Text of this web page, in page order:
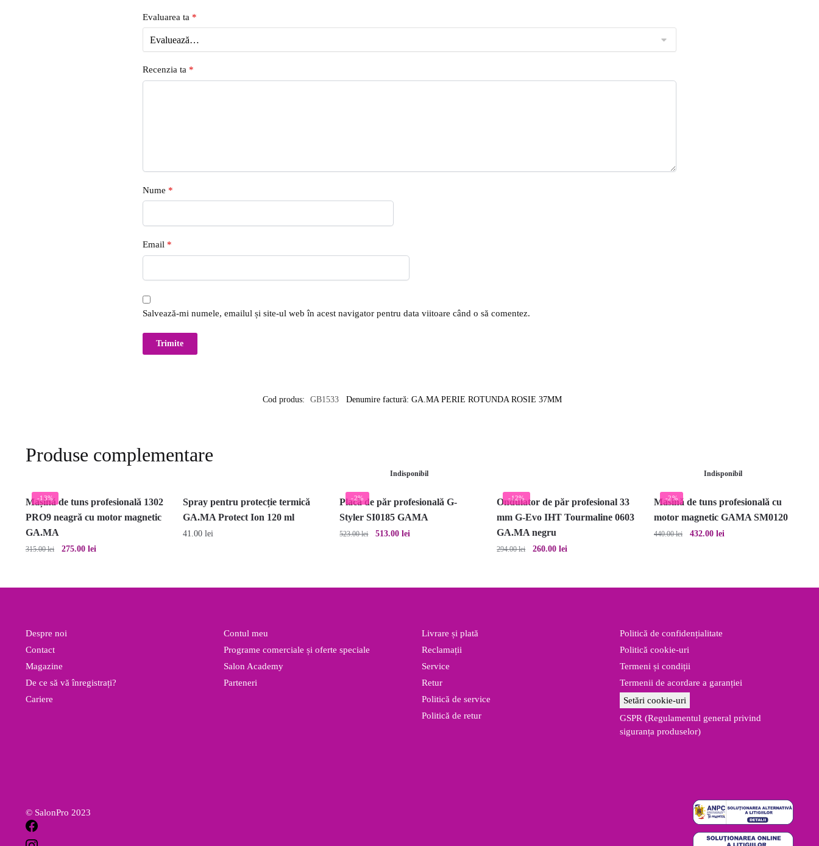
Evaluarea ta *
Recenzia ta *
Nume *
Email *
Salvează-mi numele, emailul și site-ul web în acest navigator pentru data viitoare când o să comentez.
Cod produs: GB1533 Denumire factură: GA.MA PERIE ROTUNDA ROSIE 37MM
Produse complementare
-13%
Mașină de tuns profesională 1302
PRO9 neagră cu motor magnetic
GA.MA
315.00lei
Prețul
fost:
275.00 leiPrețul
275.00 lei.
Spray pentru protecție termică
GA.MA Protect Ion 120 ml
41.00 lei
-2%
Indisponibil
Placă de păr profesională G-
Styler SI0185 GAMA
523.00lei
Prețul
523.00 lei.
513.00lei
-12%
Ondulator de păr profesional 33
mm G-Evo IHT Tourmaline 0603
GA.MA negru
294.00lei
Prețul
fost:
260.00lei
260.00 lei.
-2%
Indisponibil
Masină de tuns profesională cu
motor magnetic GAMA SM0120
440.00lei
Prețul
440.00 lei.
432.00 lei
Despre noi
Contact
Magazine
De ce să vă înregistrați?
Cariere
Contul meu
Programe comerciale și oferte speciale
Salon Academy
Parteneri
Livrare și plată
Reclamații
Service
Retur
Politică de service
Politică de retur
Politică de confidențialitate
Politică cookie-uri
Termeni și condiții
Termenii de acordare a garanției
Setări cookie-uri
GSPR (Regulamentul general privind
siguranța produselor)
© SalonPro 2023